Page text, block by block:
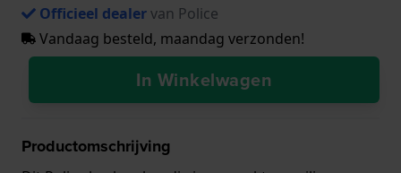
Officieel dealervan Police
Vandaag besteld, maandag verzonden!
In Winkelwagen
Productomschrijving